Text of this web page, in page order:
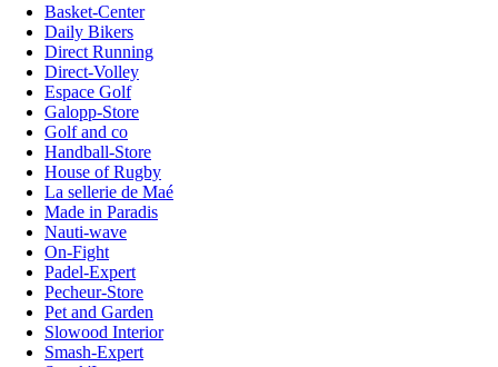
Basket-Center
Daily Bikers
Direct Running
Direct-Volley
Espace Golf
Galopp-Store
Golf and co
Handball-Store
House of Rugby
La sellerie de Maé
Made in Paradis
Nauti-wave
On-Fight
Padel-Expert
Pecheur-Store
Pet and Garden
Slowood Interior
Smash-Expert